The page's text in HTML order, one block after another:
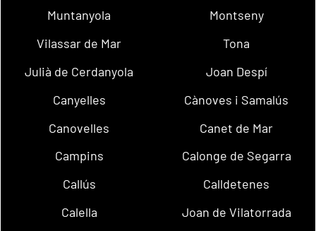
Muntanyola
Montseny
Vilassar de Mar
Tona
Julià de Cerdanyola
Joan Despí
Canyelles
Cànoves i Samalús
Canovelles
Canet de Mar
Campins
Calonge de Segarra
Callús
Calldetenes
Calella
Joan de Vilatorrada